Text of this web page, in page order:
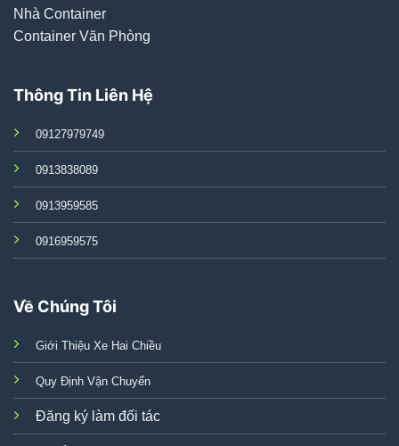
Nhà Container
Container Văn Phòng
Thông Tin Liên Hệ
09127979749
0913838089
0913959585
0916959575
Về Chúng Tôi
Giới Thiệu Xe Hai Chiều
Quy Định Vận Chuyển
Đăng ký làm đối tác